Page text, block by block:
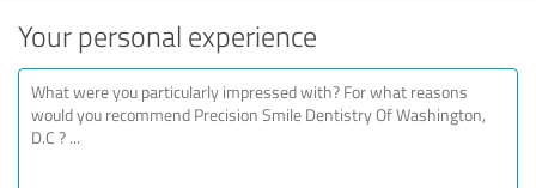
Your personal experience